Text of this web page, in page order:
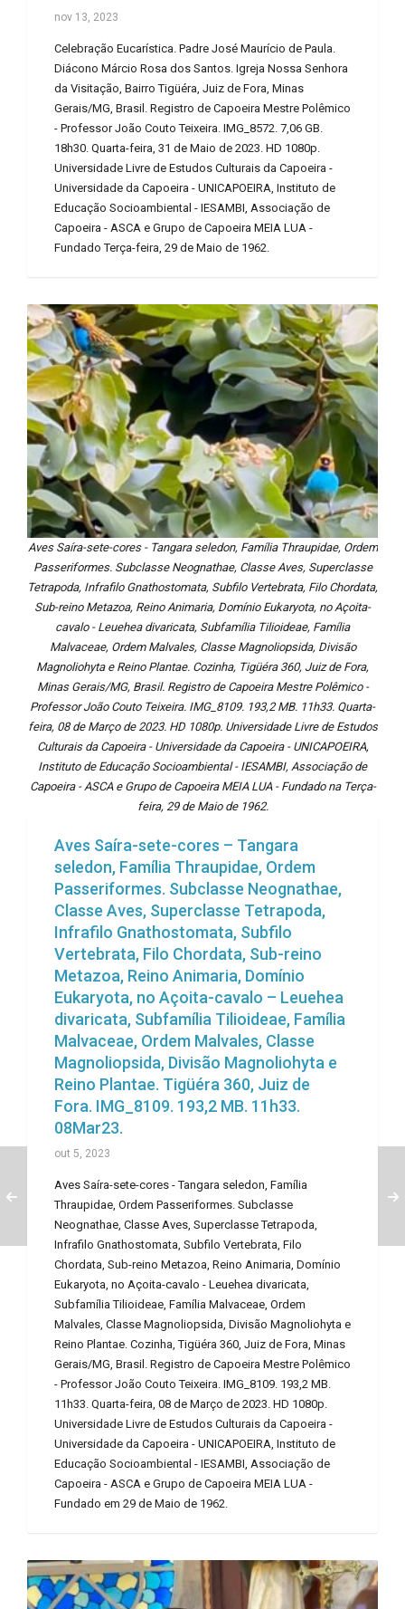
nov 13, 2023
Celebração Eucarística. Padre José Maurício de Paula.
Diácono Márcio Rosa dos Santos. Igreja Nossa Senhora
da Visitação, Bairro Tigüéra, Juiz de Fora, Minas
Gerais/MG, Brasil. Registro de Capoeira Mestre Polêmico
- Professor João Couto Teixeira. IMG_8572. 7,06 GB.
18h30. Quarta-feira, 31 de Maio de 2023. HD 1080p.
Universidade Livre de Estudos Culturais da Capoeira -
Universidade da Capoeira - UNICAPOEIRA, Instituto de
Educação Socioambiental - IESAMBI, Associação de
Capoeira - ASCA e Grupo de Capoeira MEIA LUA -
Fundado Terça-feira, 29 de Maio de 1962.
Aves Saíra-sete-cores - Tangara seledon, Família Thraupidae, Ordem
Passeriformes. Subclasse Neognathae, Classe Aves, Superclasse
Tetrapoda, Infrafilo Gnathostomata, Subfilo Vertebrata, Filo Chordata,
Sub-reino Metazoa, Reino Animaria, Domínio Eukaryota, no Açoita-
cavalo - Leuehea divaricata, Subfamília Tilioideae, Família
Malvaceae, Ordem Malvales, Classe Magnoliopsida, Divisão
Magnoliohyta e Reino Plantae. Cozinha, Tigüéra 360, Juiz de Fora,
Minas Gerais/MG, Brasil. Registro de Capoeira Mestre Polêmico -
Professor João Couto Teixeira. IMG_8109. 193,2 MB. 11h33. Quarta-
feira, 08 de Março de 2023. HD 1080p. Universidade Livre de Estudos
Culturais da Capoeira - Universidade da Capoeira - UNICAPOEIRA,
Instituto de Educação Socioambiental - IESAMBI, Associação de
Capoeira - ASCA e Grupo de Capoeira MEIA LUA - Fundado na Terça-
feira, 29 de Maio de 1962.
Aves Saíra-sete-cores – Tangara
seledon, Família Thraupidae, Ordem
Passeriformes. Subclasse Neognathae,
Classe Aves, Superclasse Tetrapoda,
Infrafilo Gnathostomata, Subfilo
Vertebrata, Filo Chordata, Sub-reino
Metazoa, Reino Animaria, Domínio
Eukaryota, no Açoita-cavalo – Leuehea
divaricata, Subfamília Tilioideae, Família
Malvaceae, Ordem Malvales, Classe
Magnoliopsida, Divisão Magnoliohyta e
Reino Plantae. Tigüéra 360, Juiz de
Fora. IMG_8109. 193,2 MB. 11h33.
08Mar23.
out 5, 2023
Aves Saíra-sete-cores - Tangara seledon, Família
Thraupidae, Ordem Passeriformes. Subclasse
Neognathae, Classe Aves, Superclasse Tetrapoda,
Infrafilo Gnathostomata, Subfilo Vertebrata, Filo
Chordata, Sub-reino Metazoa, Reino Animaria, Domínio
Eukaryota, no Açoita-cavalo - Leuehea divaricata,
Subfamília Tilioideae, Família Malvaceae, Ordem
Malvales, Classe Magnoliopsida, Divisão Magnoliohyta e
Reino Plantae. Cozinha, Tigüéra 360, Juiz de Fora, Minas
Gerais/MG, Brasil. Registro de Capoeira Mestre Polêmico
- Professor João Couto Teixeira. IMG_8109. 193,2 MB.
11h33. Quarta-feira, 08 de Março de 2023. HD 1080p.
Universidade Livre de Estudos Culturais da Capoeira -
Universidade da Capoeira - UNICAPOEIRA, Instituto de
Educação Socioambiental - IESAMBI, Associação de
Capoeira - ASCA e Grupo de Capoeira MEIA LUA -
Fundado em 29 de Maio de 1962.